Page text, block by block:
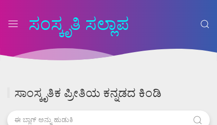
ಸಂಸ್ಕೃತಿ ಸಲ್ಲಾಪ
ಸಾಂಸ್ಕೃತಿಕ ಪ್ರೀತಿಯ ಕನ್ನಡದ ಕಿಂಡಿ